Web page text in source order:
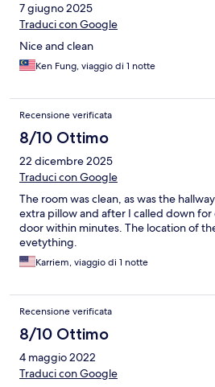
7 giugno 2025
Traduci con Google
Nice and clean
Ken Fung, viaggio di 1 notte
Recensione verificata
8/10 Ottimo
22 dicembre 2025
Traduci con Google
The room was clean, as was the
extra pillow and after I called down
door within minutes. The location of
evetything.
Karriem, viaggio di 1 notte
Recensione verificata
8/10 Ottimo
4 maggio 2022
Traduci con Google